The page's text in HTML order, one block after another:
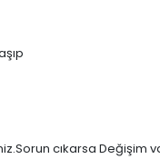
cıkarsa Değişim